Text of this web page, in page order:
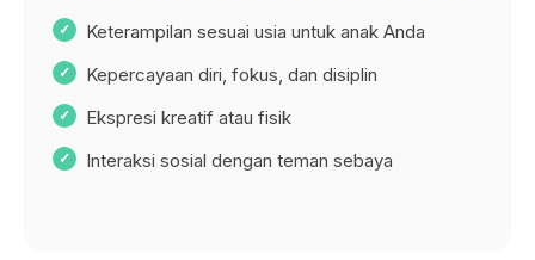
Keterampilan sesuai usia untuk anak Anda
Kepercayaan diri, fokus, dan disiplin
Ekspresi kreatif atau fisik
Interaksi sosial dengan teman sebaya